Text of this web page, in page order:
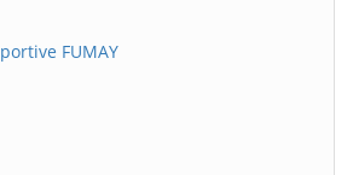
FUMAY